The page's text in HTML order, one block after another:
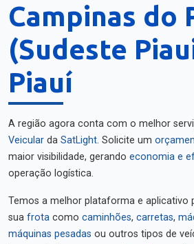
Campinas do
(Sudeste
Piauí
A região agora conta com o melhor
Veicular da SatLight. Solicite um
maior visibilidade, gerando economia e
operação logística.
Temos a melhor plataforma e aplicativo
sua frota como caminhões, carretas,
máquinas pesadas ou outros tipos de